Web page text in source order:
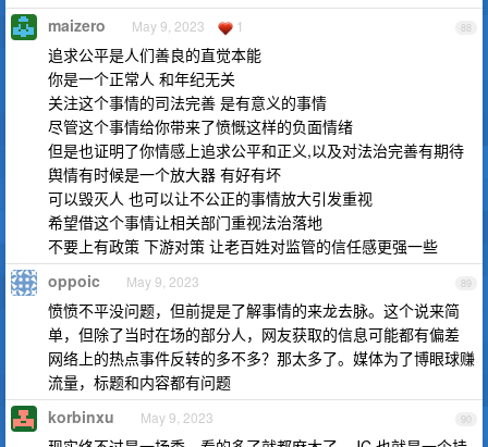
88
maizero May 9, 2023 1
追求公平是人们善良的直觉本能
你是一个正常人 和年纪无关
关注这个事情的司法完善 是有意义的事情
尽管这个事情给你带来了愤慨这样的负面情绪
但是也证明了你情感上追求公平和正义,以及对法治完善有期待
舆情有时候是一个放大器 有好有坏
可以毁灭人 也可以让不公正的事情放大引发重视
希望借这个事情让相关部门重视法治落地
不要上有政策 下游对策 让老百姓对监管的信任感更强一些
89
oppoic May 9, 2023
愤愤不平没问题，但前提是了解事情的来龙去脉。这个说来简
单，但除了当时在场的部分人，网友获取的信息可能都有偏差
网络上的热点事件反转的多不多？那太多了。媒体为了博眼球赚
流量，标题和内容都有问题
90
korbinxu May 9, 2023